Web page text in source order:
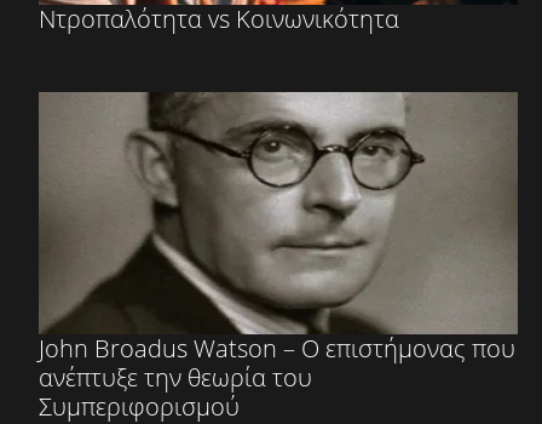
Ντροπαλότητα vs Κοινωνικότητα
John Broadus Watson – Ο επιστήμονας που
ανέπτυξε την θεωρία του
Συμπεριφορισμού